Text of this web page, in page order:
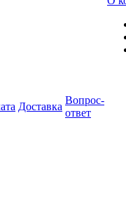
Доставка
Вопрос-
ответ